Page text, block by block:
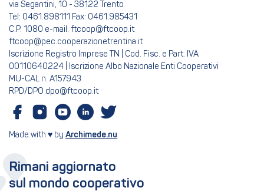
via Segantini, 10 - 38122 Trento
Tel: 0461.898111 Fax: 0461.985431
C.P. 1080 e-mail: ftcoop@ftcoop.it
ftcoop@pec.cooperazionetrentina.it
Iscrizione Registro Imprese TN | Cod. Fisc. e Part. IVA
00110640224 | Iscrizione Albo Nazionale Enti Cooperativi
MU-CAL n. A157943
RPD/DPO dpo@ftcoop.it
Made with ♥ by Archimede.nu
Rimani aggiornato
sul mondo cooperativo